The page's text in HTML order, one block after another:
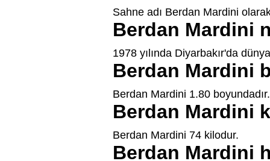
Sahne adı Berdan Mardini
Berdan Mardini
1978 yılında Diyarbakır'da
Berdan Mardini
Berdan Mardini 1.80 boyundadır.
Berdan Mardini
Berdan Mardini 74 kilodur.
Berdan Mardini